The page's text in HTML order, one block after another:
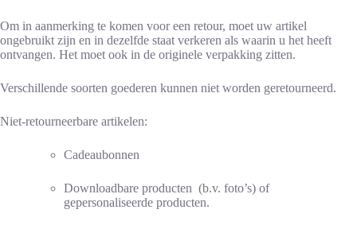
Om in aanmerking te komen voor een retour, moet uw artikel
ongebruikt zijn en in dezelfde staat verkeren als waarin u het heeft
ontvangen. Het moet ook in de originele verpakking zitten.
Verschillende soorten goederen kunnen niet worden geretourneerd.
Niet-retourneerbare artikelen:
Cadeaubonnen
Downloadbare producten (b.v. foto’s) of
gepersonaliseerde producten.